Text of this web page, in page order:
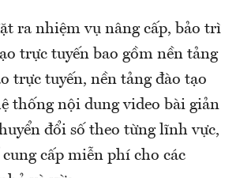
ra nhiệm vụ nâng cấp, bảo trì
trực tuyến bao gồm nền tảng
trực tuyến, nền tảng đào tạo
thống nội dung video bài giản
đổi số theo từng lĩnh vực,
cấp miễn phí cho các